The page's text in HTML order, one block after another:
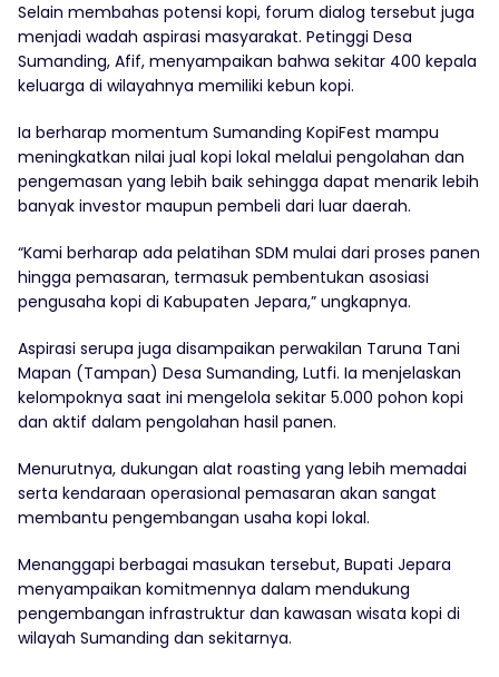
Selain membahas potensi kopi, forum dialog tersebut juga
menjadi wadah aspirasi masyarakat. Petinggi Desa
Sumanding, Afif, menyampaikan bahwa sekitar 400 kepala
keluarga di wilayahnya memiliki kebun kopi.
Ia berharap momentum Sumanding KopiFest mampu
meningkatkan nilai jual kopi lokal melalui pengolahan dan
pengemasan yang lebih baik sehingga dapat menarik lebih
banyak investor maupun pembeli dari luar daerah.
“Kami berharap ada pelatihan SDM mulai dari proses panen
hingga pemasaran, termasuk pembentukan asosiasi
pengusaha kopi di Kabupaten Jepara,” ungkapnya.
Aspirasi serupa juga disampaikan perwakilan Taruna Tani
Mapan (Tampan) Desa Sumanding, Lutfi. Ia menjelaskan
kelompoknya saat ini mengelola sekitar 5.000 pohon kopi
dan aktif dalam pengolahan hasil panen.
Menurutnya, dukungan alat roasting yang lebih memadai
serta kendaraan operasional pemasaran akan sangat
membantu pengembangan usaha kopi lokal.
Menanggapi berbagai masukan tersebut, Bupati Jepara
menyampaikan komitmennya dalam mendukung
pengembangan infrastruktur dan kawasan wisata kopi di
wilayah Sumanding dan sekitarnya.